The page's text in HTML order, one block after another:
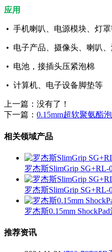
应用
• 手机喇叭、电源模块、灯
• 电子产品、摄像头、喇叭
• 电池，接插头压紧泡棉
• 计算机、电子设备脚垫等
上一篇：没有了！
下一篇： 0.15mm超软聚氨酯
相关领域产品
罗杰斯SlimGrip SG+RL-
罗杰斯SlimGrip SG+RL-
罗杰斯0.15mm
推荐资讯